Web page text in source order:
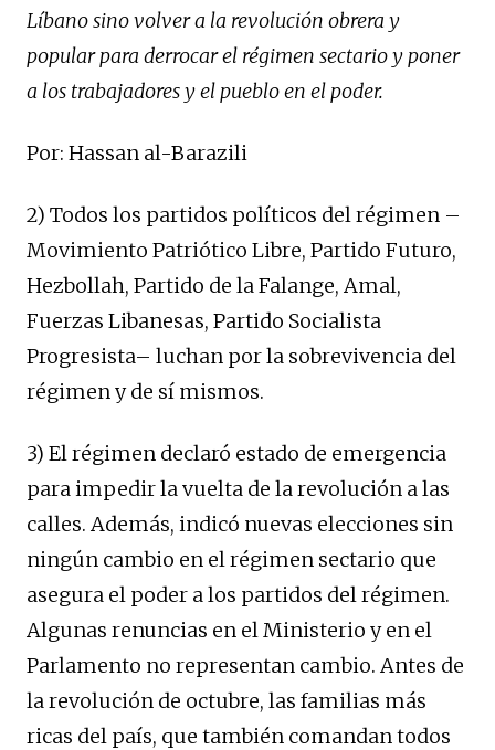
Líbano sino volver a la revolución obrera y
popular para derrocar el régimen sectario y poner
a los trabajadores y el pueblo en el poder.
Por: Hassan al-Barazili
2) Todos los partidos políticos del régimen –
Movimiento Patriótico Libre, Partido Futuro,
Hezbollah, Partido de la Falange, Amal,
Fuerzas Libanesas, Partido Socialista
Progresista– luchan por la sobrevivencia del
régimen y de sí mismos.
3) El régimen declaró estado de emergencia
para impedir la vuelta de la revolución a las
calles. Además, indicó nuevas elecciones sin
ningún cambio en el régimen sectario que
asegura el poder a los partidos del régimen.
Algunas renuncias en el Ministerio y en el
Parlamento no representan cambio. Antes de
la revolución de octubre, las familias más
ricas del país, que también comandan todos